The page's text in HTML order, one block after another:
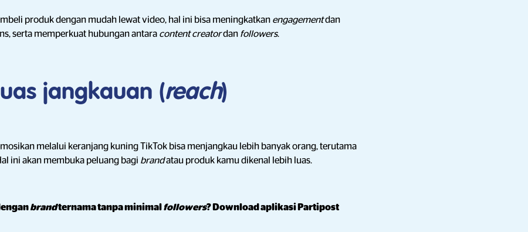
produk dengan mudah lewat video, hal ini bisa meningkatkan engagementdan
serta memperkuat hubungan antara content creatordan followers.
jangkauan (reach)
melalui keranjang kuning TikTok bisa menjangkau lebih banyak orang, terutama
ini akan membuka peluang bagi brandatau produk kamu dikenal lebih luas.
brandternama tanpa minimal followers? Download aplikasi Partipost